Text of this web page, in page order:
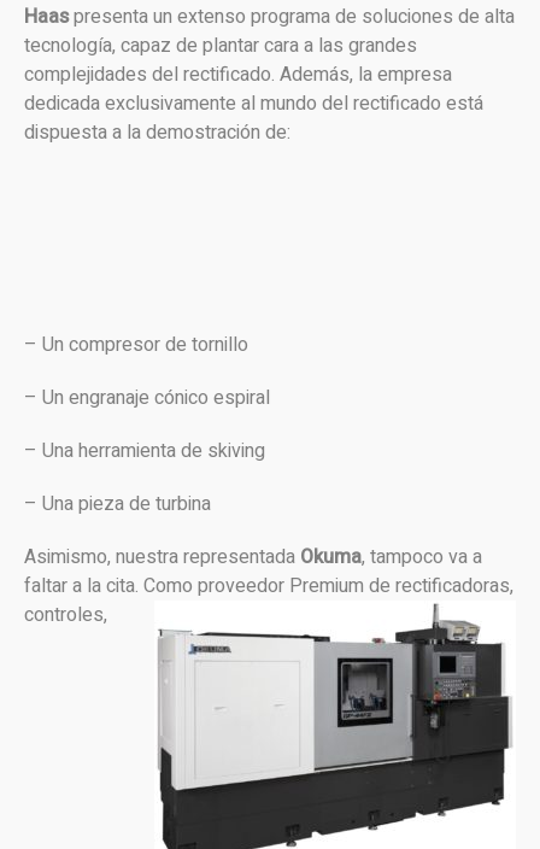
Haaspresenta un extenso programa de soluciones de alta
tecnología, capaz de plantar cara a las grandes
complejidades del rectificado. Además, la empresa
dedicada exclusivamente al mundo del rectificado está
dispuesta a la demostración de:
– Un compresor de tornillo
– Un engranaje cónico espiral
– Una herramienta de skiving
– Una pieza de turbina
Asimismo, nuestra representada Okuma, tampoco va a
faltar a la cita. Como proveedor Premium de rectificadoras,
controles,